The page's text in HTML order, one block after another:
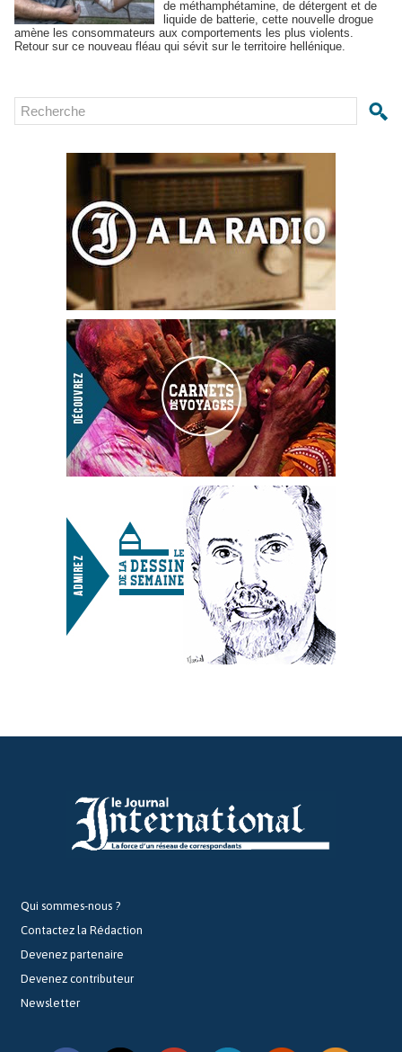
de méthamphétamine, de détergent et de
liquide de batterie, cette nouvelle drogue
amène les consommateurs aux comportements les plus violents.
Retour sur ce nouveau fléau qui sévit sur le territoire hellénique.
Qui sommes-nous ?
Contactez la Rédaction
Devenez partenaire
Devenez contributeur
Newsletter